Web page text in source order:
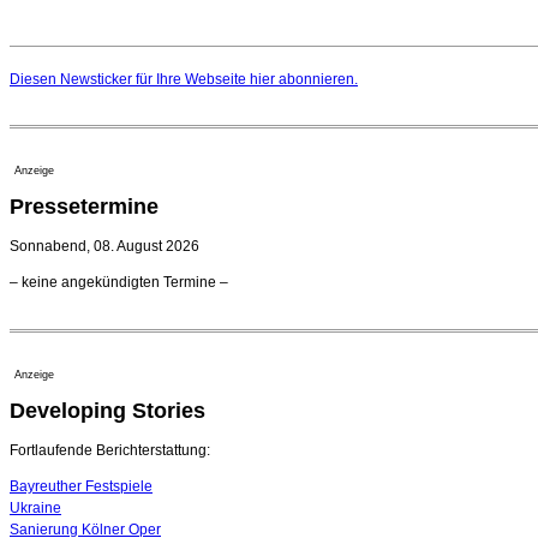
Diesen Newsticker für Ihre Webseite hier abonnieren.
Anzeige
Pressetermine
Sonnabend, 08. August 2026
– keine angekündigten Termine –
Anzeige
Developing Stories
Fortlaufende Berichterstattung:
Bayreuther Festspiele
Ukraine
Sanierung Kölner Oper